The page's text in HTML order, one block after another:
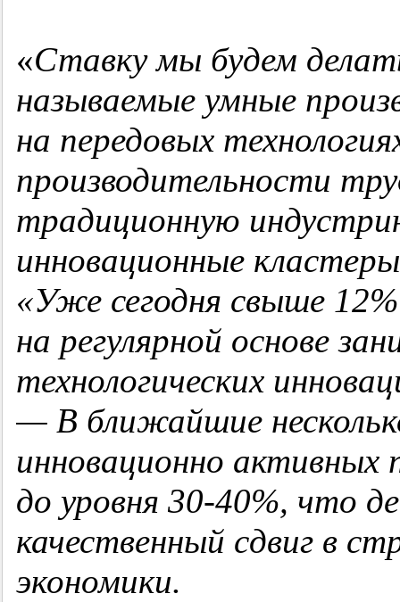
«Ставку мы будем
называемые умные
на передовых
производительности
традиционную
инновационные
«Уже сегодня свыше
на регулярной основе
технологических
— В ближайшие
инновационно
до уровня 30-40%, что
качественный сдвиг в
экономики.